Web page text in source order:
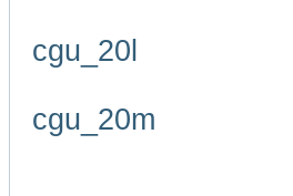
cgu_20l
cgu_20m